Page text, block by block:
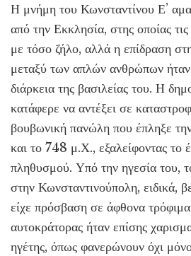
Η μνήμη του Κωνσταντίνου Ε’
από την Εκκλησία, στης οποίας τις
με τόσο ζήλο, αλλά η επίδραση
μεταξύ των απλών ανθρώπων
διάρκεια της βασιλείας του. Η
κατάφερε να αντέξει σε
βουβωνική πανώλη που έπληξε
και το 748 μ.Χ., εξαλείφοντας το
πληθυσμού. Υπό την ηγεσία του,
στην Κωνσταντινούπολη, ειδικά,
είχε πρόσβαση σε άφθονα
αυτοκράτορας ήταν επίσης
ηγέτης, όπως φανερώνουν όχι